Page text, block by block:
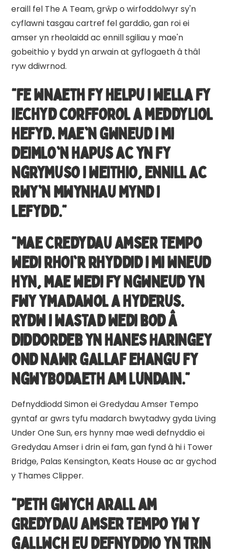
eraill fel The A Team, grŵp o wirfoddolwyr sy'n
cyflawni tasgau cartref fel garddio, gan roi ei
amser yn rheolaidd ac ennill sgiliau y mae'n
gobeithio y bydd yn arwain at gyflogaeth â thâl
ryw ddiwrnod.
“Fe wnaeth fy helpu i wella fy
iechyd corfforol a meddyliol
hefyd. Mae'n gwneud i mi
deimlo'n hapus ac yn fy
ngrymuso i weithio, ennill ac
rwy'n mwynhau mynd i
lefydd.”
“Mae Credydau Amser Tempo
wedi rhoi'r rhyddid i mi wneud
hyn, mae wedi fy ngwneud yn
fwy ymadawol a hyderus.
Rydw i wastad wedi bod â
diddordeb yn hanes Haringey
ond nawr gallaf ehangu fy
ngwybodaeth am Lundain.”
Defnyddiodd Simon ei Gredydau Amser Tempo
gyntaf ar gwrs tyfu madarch bwytadwy gyda Living
Under One Sun, ers hynny mae wedi defnyddio ei
Gredydau Amser i drin ei fam, gan fynd â hi i Tower
Bridge, Palas Kensington, Keats House ac ar gychod
y Thames Clipper.
“Peth gwych arall am
Gredydau Amser Tempo yw y
gallwch eu defnyddio yn trin